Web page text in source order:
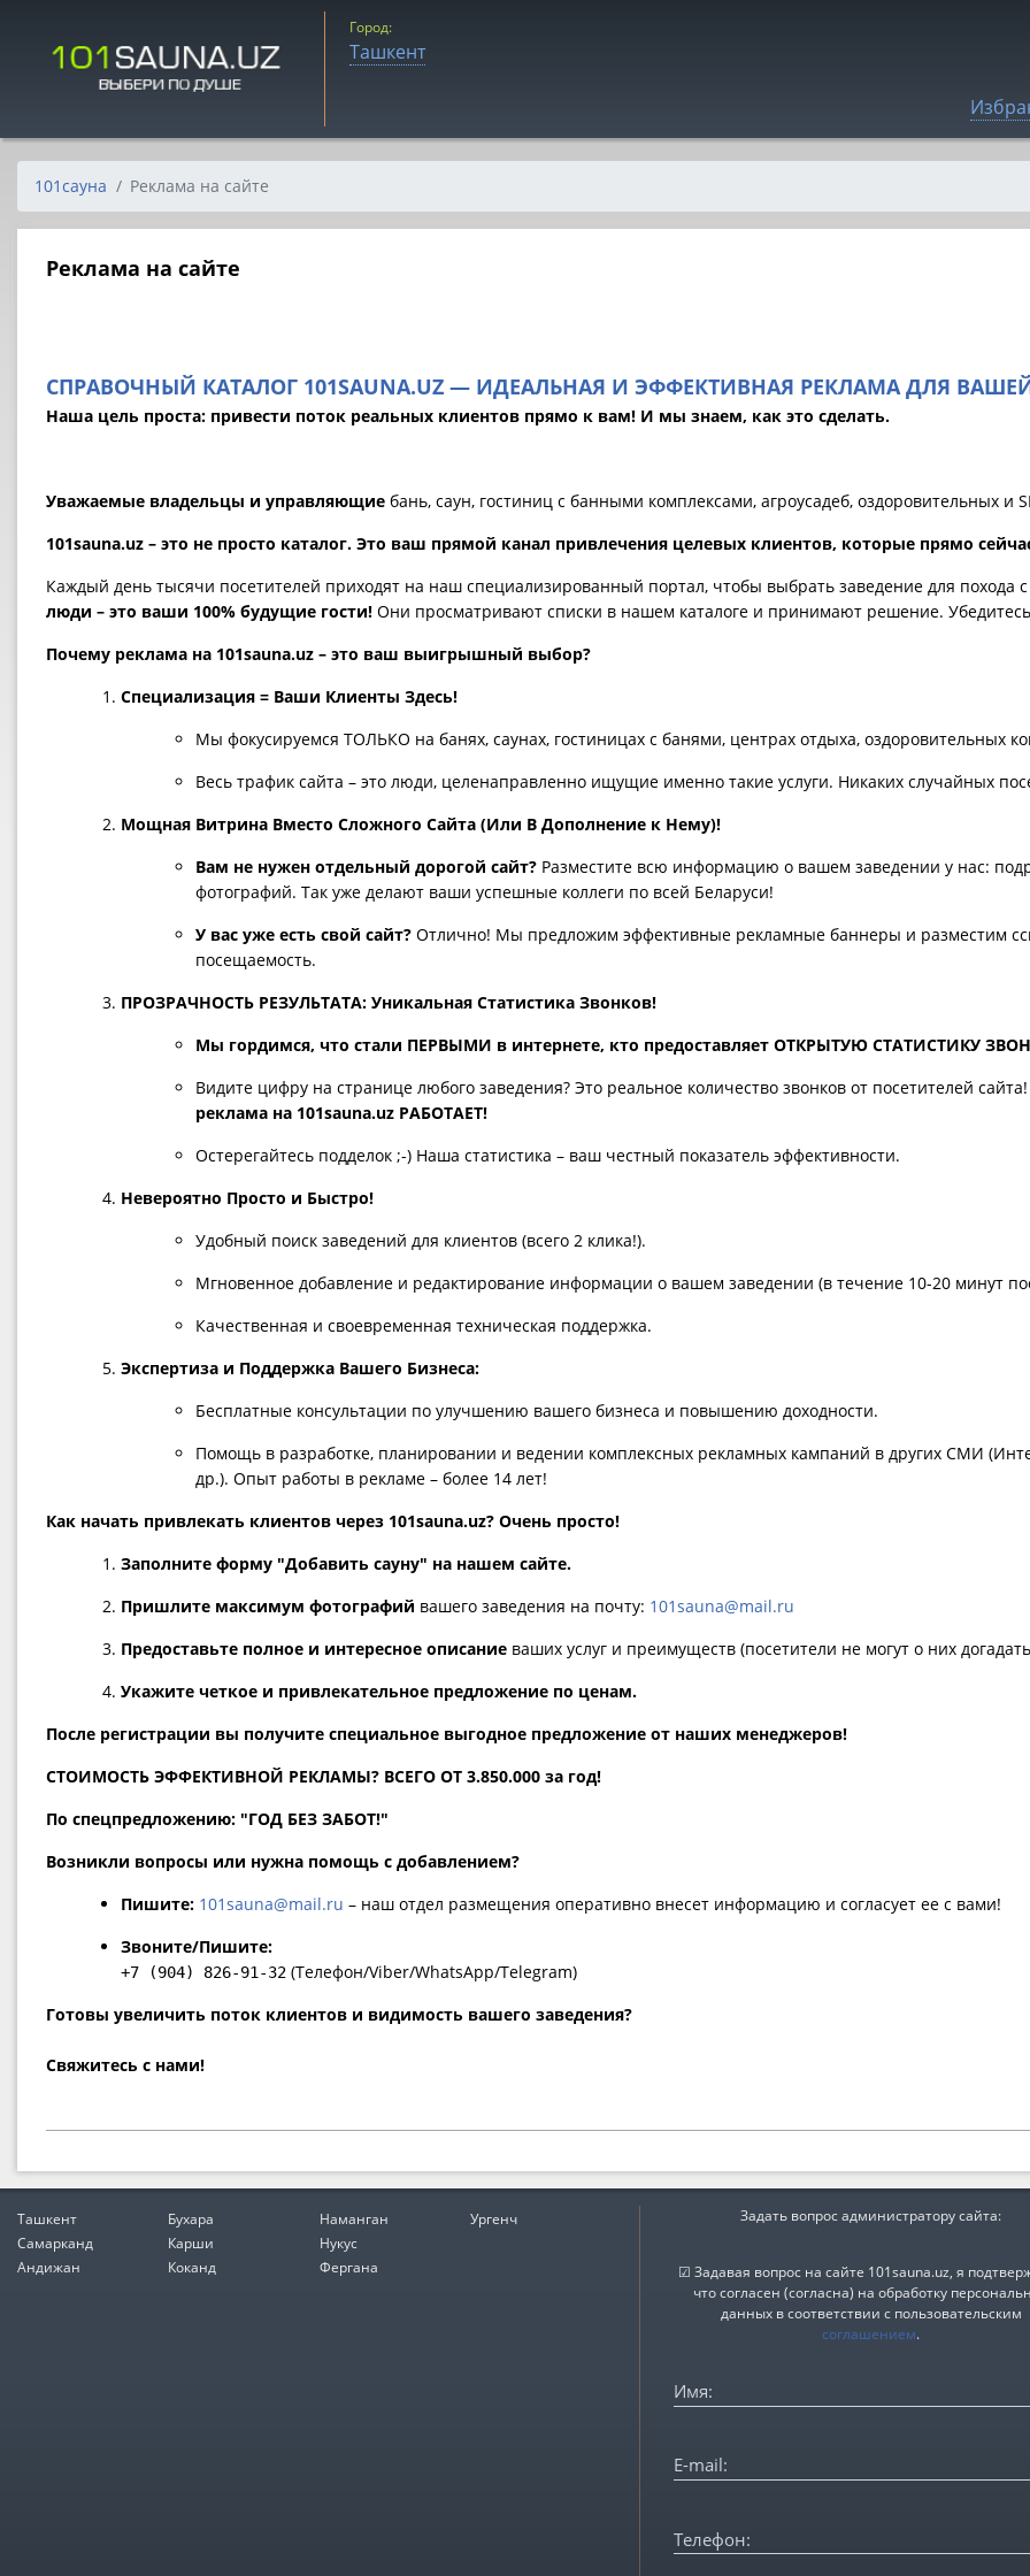
Город:
Ташкент
101сауна Реклама на сайте
Реклама на сайте
СПРАВОЧНЫЙ КАТАЛОГ 101SAUNA.UZ — ИДЕАЛЬНАЯ И ЭФФЕКТИВНАЯ РЕКЛАМА ДЛЯ
Наша цель проста: привести поток реальных клиентов прямо к вам! И мы знаем, как это сделать.
Уважаемые владельцы и управляющие бань, саун, гостиниц с банными комплексами, агроусадеб, оздоровительных и
101sauna.uz – это не просто каталог. Это ваш прямой канал привлечения целевых клиентов, которые прямо
Каждый день тысячи посетителей приходят на наш специализированный портал, чтобы выбрать заведение для похода
люди – это ваши 100% будущие гости! Они просматривают списки в нашем каталоге и принимают решение.
Почему реклама на 101sauna.uz – это ваш выигрышный выбор?
Специализация = Ваши Клиенты Здесь!
Мы фокусируемся ТОЛЬКО на банях, саунах, гостиницах с банями, центрах отдыха, оздоровительных
Весь трафик сайта – это люди, целенаправленно ищущие именно такие услуги. Никаких случайных
Мощная Витрина Вместо Сложного Сайта (Или В Дополнение к Нему)!
Вам не нужен отдельный дорогой сайт? Разместите всю информацию о вашем заведении у нас:
фотографий. Так уже делают ваши успешные коллеги по всей Беларуси!
У вас уже есть свой сайт?Отлично! Мы предложим эффективные рекламные баннеры и разместим
посещаемость.
ПРОЗРАЧНОСТЬ РЕЗУЛЬТАТА: Уникальная Статистика Звонков!
Мы гордимся, что стали ПЕРВЫМИ в интернете, кто предоставляет ОТКРЫТУЮ СТАТИСТИКУ
Видите цифру на странице любого заведения? Это реальное количество звонков от посетителей
реклама на 101sauna.uz РАБОТАЕТ!
Остерегайтесь подделок ;-) Наша статистика – ваш честный показатель эффективности.
Невероятно Просто и Быстро!
Удобный поиск заведений для клиентов (всего 2 клика!).
Мгновенное добавление и редактирование информации о вашем заведении (в течение 10-20 минут
Качественная и своевременная техническая поддержка.
Экспертиза и Поддержка Вашего Бизнеса:
Бесплатные консультации по улучшению вашего бизнеса и повышению доходности.
Помощь в разработке, планировании и ведении комплексных рекламных кампаний в других СМИ
др.). Опыт работы в рекламе – более 14 лет!
Как начать привлекать клиентов через 101sauna.uz? Очень просто!
Заполните форму "Добавить сауну" на нашем сайте.
Пришлите максимум фотографий вашего заведения на почту: 101sauna@mail.ru
Предоставьте полное и интересное описание ваших услуг и преимуществ (посетители не могут о них
Укажите четкое и привлекательное предложение по ценам.
После регистрации вы получите специальное выгодное предложение от наших менеджеров!
СТОИМОСТЬ ЭФФЕКТИВНОЙ РЕКЛАМЫ? ВСЕГО ОТ 3.850.000 за год!
По спецпредложению: "ГОД БЕЗ ЗАБОТ!"
Возникли вопросы или нужна помощь с добавлением?
Пишите: 101sauna@mail.ru – наш отдел размещения оперативно внесет информацию и согласует ее с вами!
Звоните/Пишите:
+7 (904) 826-91-32 (Телефон/Viber/WhatsApp/Telegram)
Готовы увеличить поток клиентов и видимость вашего заведения?
Свяжитесь с нами!
Ташкент
Самарканд
Андижан
Бухара
Карши
Коканд
Наманган
Нукус
Фергана
Ургенч Задать вопрос администратору сайта:
☑ Задавая вопрос на сайте 101sauna.uz, я
что согласен (согласна) на обработку
данных в соответствии с пользовательским
соглашением.
Имя:
E-mail:
Телефон: